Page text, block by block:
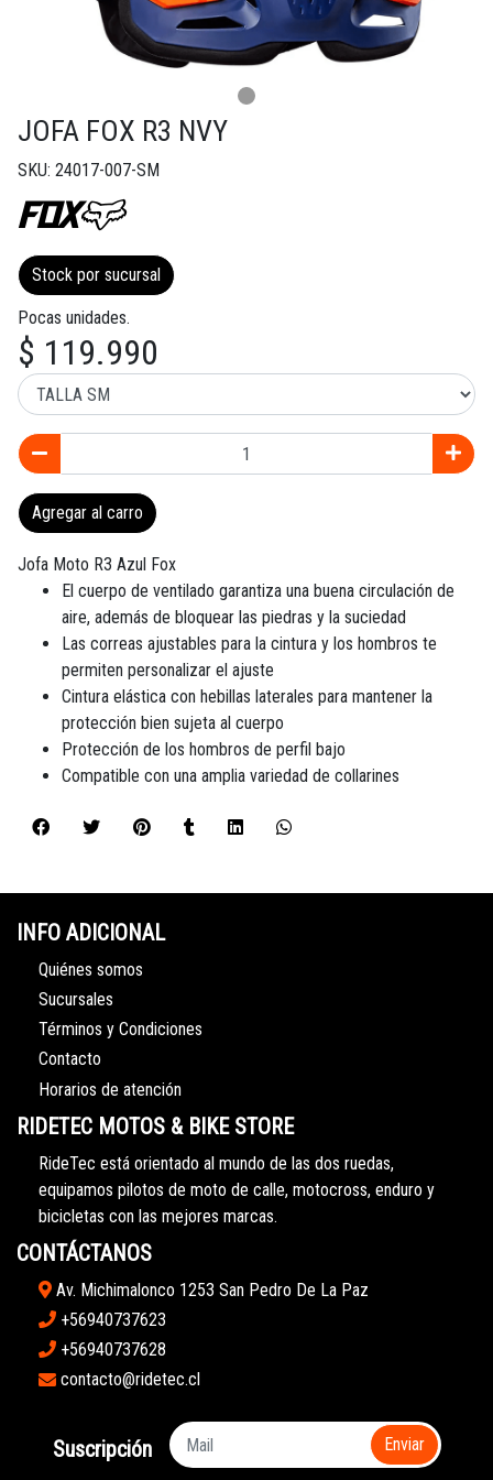
JOFA FOX R3 NVY
SKU: 24017-007-SM
Stock por sucursal
Pocas unidades.
$ 119.990
Agregar al carro
Jofa Moto R3 Azul Fox
El cuerpo de ventilado garantiza una buena circulación de
aire, además de bloquear las piedras y la suciedad
Las correas ajustables para la cintura y los hombros te
permiten personalizar el ajuste
Cintura elástica con hebillas laterales para mantener la
protección bien sujeta al cuerpo
Protección de los hombros de perfil bajo
Compatible con una amplia variedad de collarines
INFO ADICIONAL
Quiénes somos
Sucursales
Términos y Condiciones
Contacto
Horarios de atención
RIDETEC MOTOS & BIKE STORE
RideTec está orientado al mundo de las dos ruedas,
equipamos pilotos de moto de calle, motocross, enduro y
bicicletas con las mejores marcas.
CONTÁCTANOS
Av. Michimalonco 1253 San Pedro De La Paz
+56940737623
+56940737628
contacto@ridetec.cl
Suscripción Enviar